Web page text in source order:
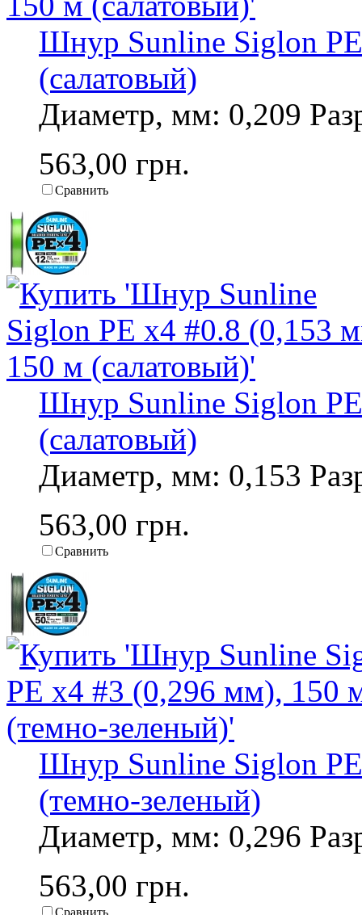
Шнур Sunline Siglon
(салатовый)
Диаметр, мм: 0,209
563,00 грн.
Сравнить
Шнур Sunline Siglon
(салатовый)
Диаметр, мм: 0,153
563,00 грн.
Сравнить
Шнур Sunline Siglon
(темно-зеленый)
Диаметр, мм: 0,296
563,00 грн.
Сравнить